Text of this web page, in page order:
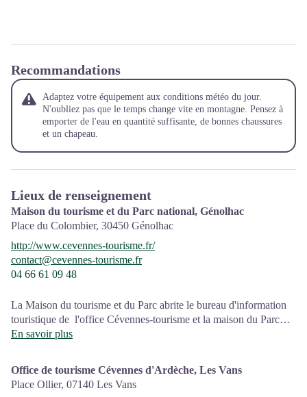
Recommandations
Adaptez votre équipement aux conditions météo du jour.
N'oubliez pas que le temps change vite en montagne. Pensez à
emporter de l'eau en quantité suffisante, de bonnes chaussures
et un chapeau.
Lieux de renseignement
Maison du tourisme et du Parc national, Génolhac
Place du Colombier, 30450 Génolhac
http://www.cevennes-tourisme.fr/
contact@cevennes-tourisme.fr
04 66 61 09 48
La Maison du tourisme et du Parc abrite le bureau d'information
touristique de l'office Cévennes-tourisme et la maison du Parc
national. C'est un espace d’accueil, d'information et de
en cœur de Parc.
En savoir plus
Office de tourisme Cévennes d'Ardèche, Les Vans
Place Ollier, 07140 Les Vans